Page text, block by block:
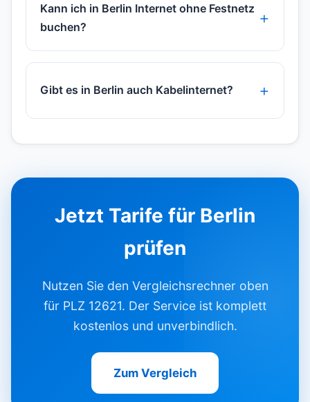
Kann ich in Berlin Internet ohne Festnetz
buchen?
Gibt es in Berlin auch Kabelinternet?
Jetzt Tarife für Berlin
prüfen
Nutzen Sie den Vergleichsrechner oben
für PLZ 12621. Der Service ist komplett
kostenlos und unverbindlich.
Zum Vergleich